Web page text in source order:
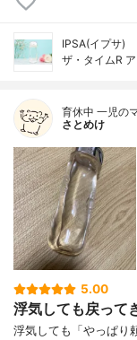
IPSA(イプサ)
ザ・タイムR
育休中 一児の
さとめけ
5.00
浮気しても戻って
浮気しても「やっぱり